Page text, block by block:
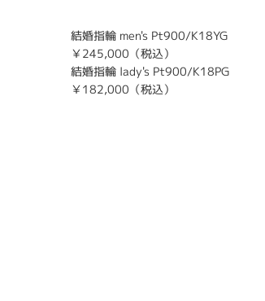
結婚指輪 men's Pt900/K18YG
￥245,000（税込）
結婚指輪 lady's Pt900/K18PG
￥182,000（税込）